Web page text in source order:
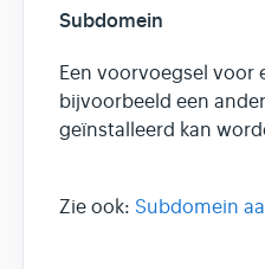
Subdomein
Een voorvoegsel voor
bijvoorbeeld een
geïnstalleerd kan
Zie ook: Subdomein